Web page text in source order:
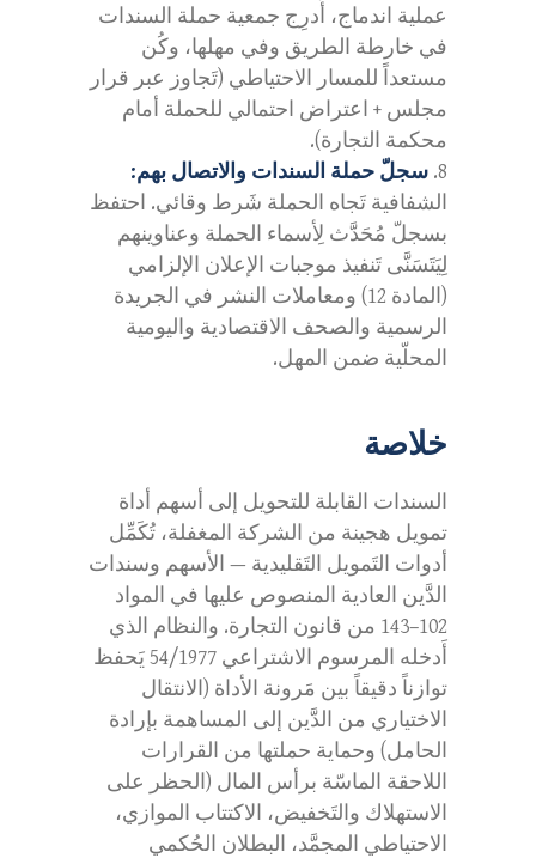
عملية اندماج، أَدرِج جمعية حملة السندات
في خارطة الطريق وفي مهلها، وكُن
مستعداً للمسار الاحتياطي (تَجاوز عبر قرار
مجلس + اعتراض احتمالي للحملة أمام
محكمة التجارة).
سجلّ حملة السندات والاتصال بهم:
الشفافية تَجاه الحملة شَرط وقائي. احتفظ
بسجلّ مُحَدَّث لِأسماء الحملة وعناوينهم
لِيَتَسَنَّى تَنفيذ موجبات الإعلان الإلزامي
(المادة 12) ومعاملات النشر في الجريدة
الرسمية والصحف الاقتصادية واليومية
المحلّية ضمن المهل.
خلاصة
السندات القابلة للتحويل إلى أسهم أداة
تمويل هجينة من الشركة المغفلة، تُكَمِّل
أدوات التَمويل التَقليدية — الأسهم وسندات
الدَّين العادية المنصوص عليها في المواد
102–143 من قانون التجارة. والنظام الذي
أَدخله المرسوم الاشتراعي 54/1977 يَحفظ
توازناً دقيقاً بين مَرونة الأداة (الانتقال
الاختياري من الدَّين إلى المساهمة بإرادة
الحامل) وحماية حملتها من القرارات
اللاحقة الماسّة برأس المال (الحظر على
الاستهلاك والتَخفيض، الاكتتاب الموازي،
الاحتياطي المجمَّد، البطلان الحُكمي